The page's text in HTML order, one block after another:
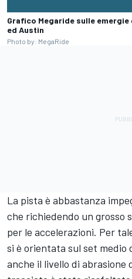
Grafico Megaride sulle
ed Austin
Photo by: MegaRide
La pista è abbastanza
che richiedendo un grosso
per le accelerazioni. Per
si è orientata sul set medio
anche il livello di abrasione